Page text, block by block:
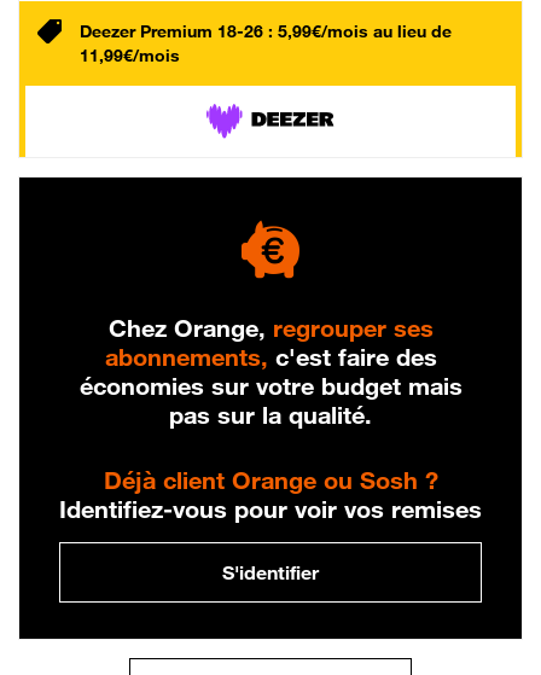
Deezer Premium 18-26 : 5,99€/mois au lieu de
11,99€/mois
Chez Orange, regrouper ses
abonnements, c'est faire des
économies sur votre budget mais
pas sur la qualité.
Déjà client Orange ou Sosh ?
Identifiez-vous pour voir vos remises
S'identifier